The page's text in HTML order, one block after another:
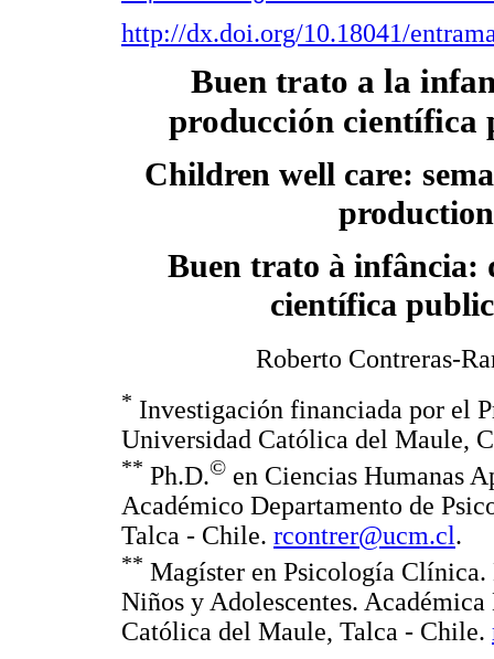
http://dx.doi.org/10.18041/
Buen trato a la
producción científica
Children well care:
Buen trato à infância:
científica
Roberto Contreras-
* Investigación financiada por el
Universidad Católica del Maule,
** Ph.D.© en Ciencias Humanas
Académico Departamento de
Talca - Chile. rcontrer@ucm.cl.
** Magíster en Psicología Clínica.
Niños y Adolescentes.
Católica del Maule, Talca - Chile.